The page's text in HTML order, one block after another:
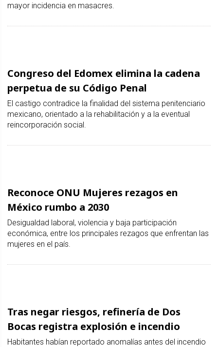
mayor incidencia en masacres.
Congreso del Edomex elimina la cadena
perpetua de su Código Penal
El castigo contradice la finalidad del sistema penitenciario
mexicano, orientado a la rehabilitación y a la eventual
reincorporación social.
Reconoce ONU Mujeres rezagos en
México rumbo a 2030
Desigualdad laboral, violencia y baja participación
económica, entre los principales rezagos que enfrentan las
mujeres en el país.
Tras negar riesgos, refinería de Dos
Bocas registra explosión e incendio
Habitantes habían reportado anomalías antes del incendio